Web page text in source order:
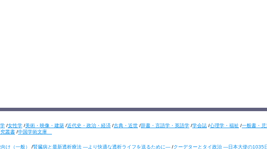
/女性学 /美術・映像・建築 /近代史・政治・経済 /古典・近世 /辞書・言語学・英語学 /学会誌 /心理学・福祉 /一般書・児
叢書 /中国学術文庫
け（一般）
/腎臓病と最新透析療法 ―より快適な透析ライフを送るために― /クーデターとタイ政治 ―日本大使の1035